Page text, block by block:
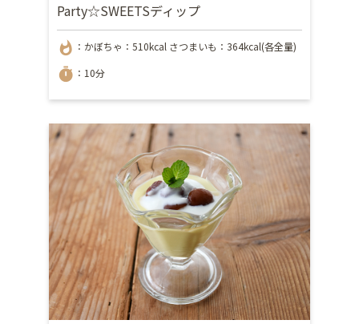
Party☆SWEETSディップ
whatshot ：かぼちゃ：510kcal さつまいも：364kcal(各全量)
timer ：10分